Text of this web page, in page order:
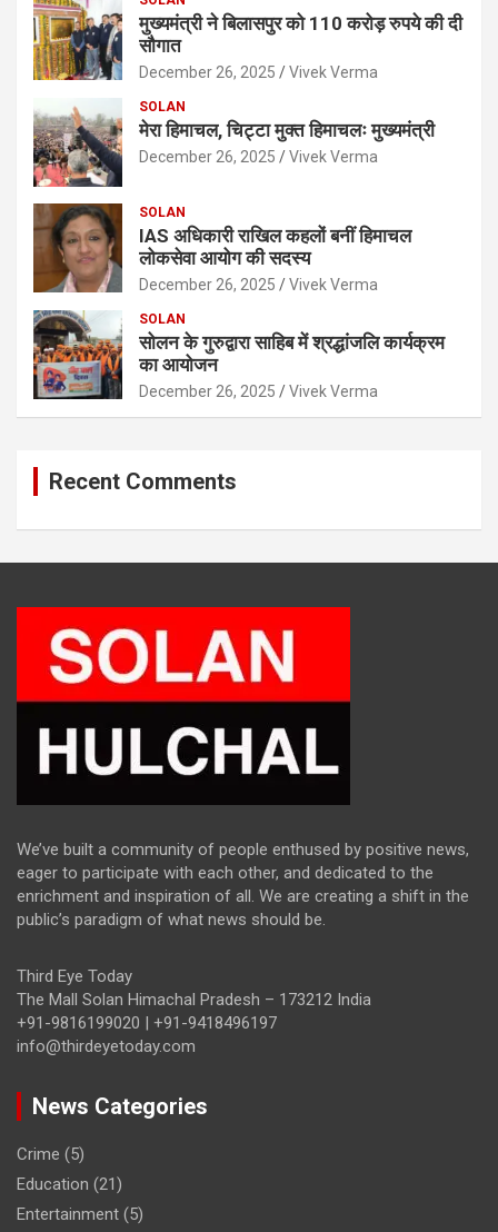
मुख्यमंत्री ने बिलासपुर को 110 करोड़ रुपये की दी
सौगात
December 26, 2025 Vivek Verma
SOLAN
मेरा हिमाचल, चिट्टा मुक्त हिमाचलः मुख्यमंत्री
December 26, 2025 Vivek Verma
SOLAN
IAS अधिकारी राखिल कहलों बनीं हिमाचल
लोकसेवा आयोग की सदस्य
December 26, 2025 Vivek Verma
SOLAN
सोलन के गुरुद्वारा साहिब में श्रद्धांजलि कार्यक्रम
का आयोजन
December 26, 2025 Vivek Verma
Recent Comments
We’ve built a community of people enthused by positive news,
eager to participate with each other, and dedicated to the
enrichment and inspiration of all. We are creating a shift in the
public’s paradigm of what news should be.
Third Eye Today
The Mall Solan Himachal Pradesh – 173212 India
+91-9816199020 | +91-9418496197
info@thirdeyetoday.com
News Categories
Crime (5)
Education (21)
Entertainment (5)